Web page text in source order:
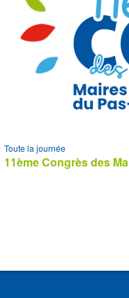
11ème Congrès des
Toute la journée